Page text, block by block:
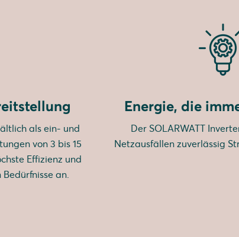
als ein- und
von 3 bis 15
Effizienz und
an.
Energie, die
Der SOLARWATT
Netzausfällen zuverlässig